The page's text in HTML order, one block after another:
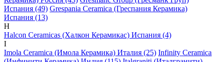
Испания (49) Grespania Ceramica (Греспания Керамика)
Испания (13)
H
Halcon Ceramicas (Халкон Керамикас) Испания (4)
I
Imola Ceramica (Имола Керамика) Италия (25) Infinity Ceramica